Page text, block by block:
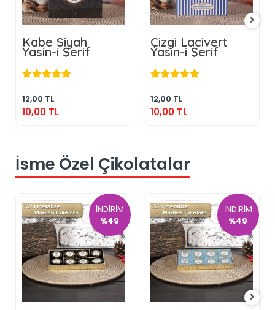
Kabe Siyah
Yasin-i Şerif
12,00 TL
10,00 TL
10,00 TL
Çizgi Lacivert
Yasin-i Şerif
12,00 TL
10,00 TL
10,00 TL
İsme Özel Çikolatalar
İNDİRİM
%49
İNDİRİM
%49